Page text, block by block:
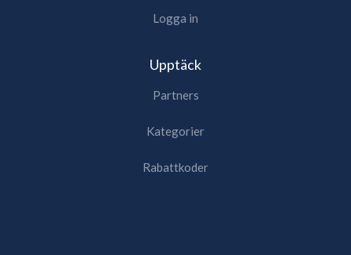
Logga in
Upptäck
Partners
Kategorier
Rabattkoder